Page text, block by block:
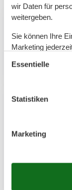
Artikelarten
Alle
Artikel
Geografien
Deutschland
wir Daten für
weitergeben.
Sie können Ihre
Marketing
Siehe auch unsere
Essentielle
Statistiken
Marketing